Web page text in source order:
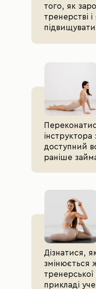
того, як
тренерстві
Дізнатися,
змінюється
прикладі
доступний
раніше